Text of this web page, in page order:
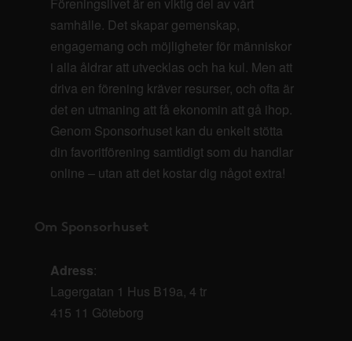
samhälle. Det skapar gemenskap,
engagemang och möjligheter för människor
i alla åldrar att utvecklas och ha kul. Men att
driva en förening kräver resurser, och ofta är
det en utmaning att få ekonomin att gå ihop.
Genom Sponsorhuset kan du enkelt stötta
din favoritförening samtidigt som du handlar
online – utan att det kostar dig något extra!
Om Sponsorhuset
Adress:
Lagergatan 1 Hus B19a, 4 tr
415 11 Göteborg